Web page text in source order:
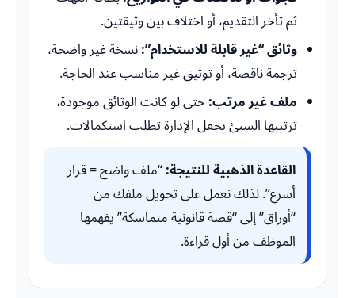
ثم تأخر التقديم، أو اختلاف بين وثيقتين.
وثائق “غير قابلة للاستخدام”: نسخة غير واضحة،
ترجمة ناقصة، أو توثيق غير مناسب عند الحاجة.
ملف غير مرتب: حتى لو كانت الوثائق موجودة،
ترتيبها السيئ يجعل الإدارة تطلب استكمالات.
القاعدة الذهبية للنتيجة: “ملف واضح = قرار
أسرع”. لذلك نعمل على تحويل ملفك من
“أوراق” إلى “قصة قانونية متماسكة” يفهمها
الموظف من أول قراءة.